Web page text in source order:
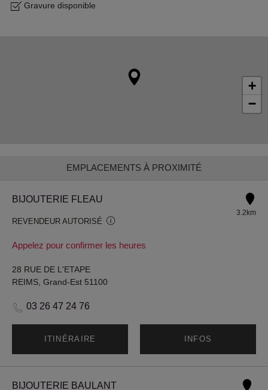
Gravure disponible
+
−
EMPLACEMENTS À PROXIMITÉ
BIJOUTERIE FLEAU
REVENDEUR AUTORISÉ
Appelez pour confirmer les heures
3.2km
28 RUE DE L'ETAPE
REIMS, Grand-Est 51100
03 26 47 24 76
ITINÉRAIRE INFOS
BIJOUTERIE BAULANT